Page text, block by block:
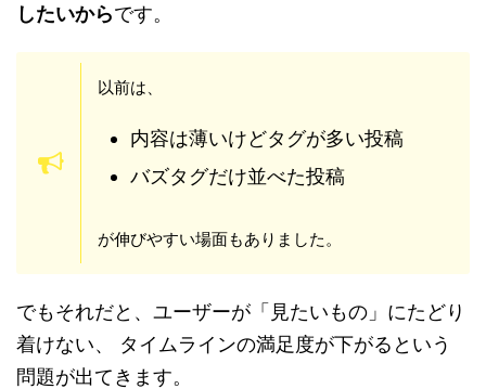
したいからです。
以前は、
内容は薄いけどタグが多い投稿
バズタグだけ並べた投稿
が伸びやすい場面もありました。
でもそれだと、ユーザーが「見たいもの」にたどり
着けない、 タイムラインの満足度が下がるという
問題が出てきます。